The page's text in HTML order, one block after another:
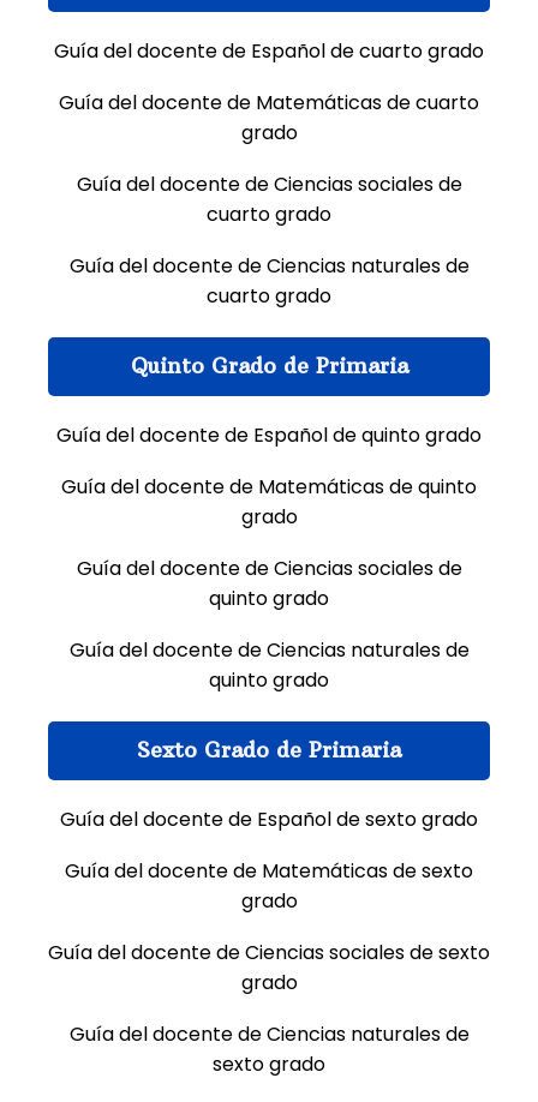
Guía del docente de Español de cuarto grado
Guía del docente de Matemáticas de cuarto
grado
Guía del docente de Ciencias sociales de
cuarto grado
Guía del docente de Ciencias naturales de
cuarto grado
Quinto Grado de Primaria
Guía del docente de Español de quinto grado
Guía del docente de Matemáticas de quinto
grado
Guía del docente de Ciencias sociales de
quinto grado
Guía del docente de Ciencias naturales de
quinto grado
Sexto Grado de Primaria
Guía del docente de Español de sexto grado
Guía del docente de Matemáticas de sexto
grado
Guía del docente de Ciencias sociales de sexto
grado
Guía del docente de Ciencias naturales de
sexto grado